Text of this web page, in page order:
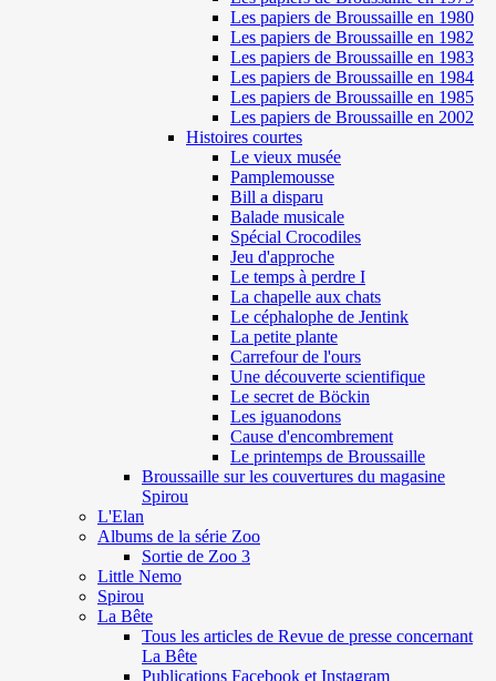
Les papiers de Broussaille en 1980
Les papiers de Broussaille en 1982
Les papiers de Broussaille en 1983
Les papiers de Broussaille en 1984
Les papiers de Broussaille en 1985
Les papiers de Broussaille en 2002
Histoires courtes
Le vieux musée
Pamplemousse
Bill a disparu
Balade musicale
Spécial Crocodiles
Jeu d'approche
Le temps à perdre I
La chapelle aux chats
Le céphalophe de Jentink
La petite plante
Carrefour de l'ours
Une découverte scientifique
Le secret de Böckin
Les iguanodons
Cause d'encombrement
Le printemps de Broussaille
Broussaille sur les couvertures du magasine
Spirou
L'Elan
Albums de la série Zoo
Sortie de Zoo 3
Little Nemo
Spirou
La Bête
Tous les articles de Revue de presse concernant
La Bête
Publications Facebook et Instagram